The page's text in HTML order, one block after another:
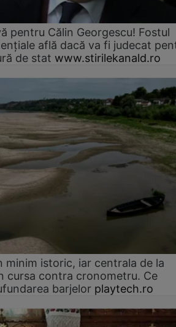
pentru Călin Georgescu! Fostul
află dacă va fi judecat
de stat www.stirilekanald.ro
minim istoric, iar centrala de la
cursa contra cronometru. Ce
barjelor playtech.ro